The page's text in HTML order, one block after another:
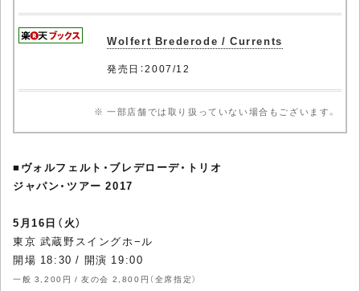
Wolfert Brederode / Currents
発売日：2007/12
※ 一部店舗では取り扱っていない場合もございます。
■ ヴォルフェルト・ブレデローデ・トリオ
ジャパン・ツアー 2017
5月16日（火）
東京 武蔵野スイングホ−ル
開場 18:30 / 開演 19:00
一般 3,200円 / 友の会 2,800円（全席指定）